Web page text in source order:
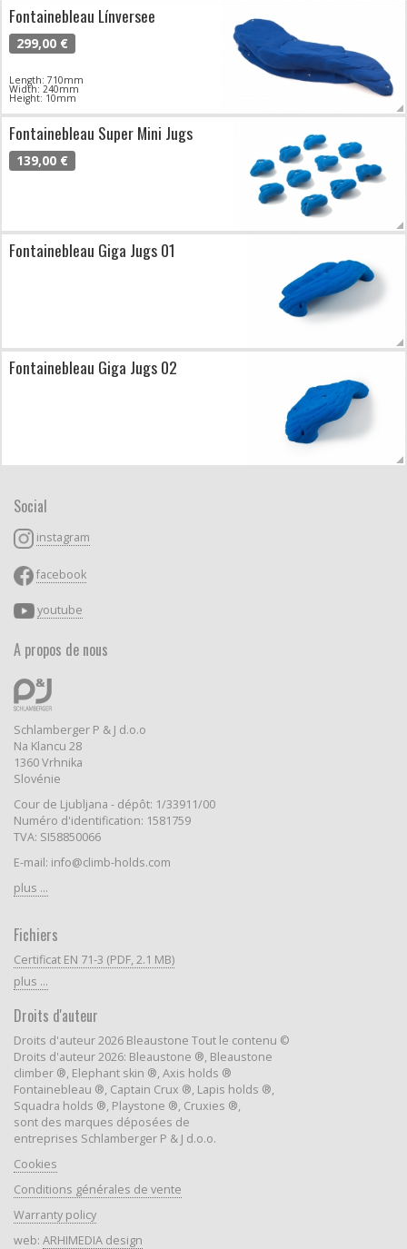
Fontainebleau Línversee
299,00 €
Length: 710mm
Width: 240mm
Height: 10mm
Fontainebleau Super Mini Jugs
139,00 €
Fontainebleau Giga Jugs 01
Fontainebleau Giga Jugs 02
Social
instagram
facebook
youtube
A propos de nous
Schlamberger P & J d.o.o
Na Klancu 28
1360 Vrhnika
Slovénie
Cour de Ljubljana - dépôt: 1/33911/00
Numéro d'identification: 1581759
TVA: SI58850066
E-mail: info@climb-holds.com
plus ...
Fichiers
Certificat EN 71-3 (PDF, 2.1 MB)
plus ...
Droits d'auteur
Droits d'auteur 2026 Bleaustone Tout le contenu ©
Droits d'auteur 2026: Bleaustone ®, Bleaustone
climber ®, Elephant skin ®, Axis holds ®
Fontainebleau ®, Captain Crux ®, Lapis holds ®,
Squadra holds ®, Playstone ®, Cruxies ®,
sont des marques déposées de
entreprises Schlamberger P & J d.o.o.
Cookies
Conditions générales de vente
Warranty policy
web: ARHIMEDIA design